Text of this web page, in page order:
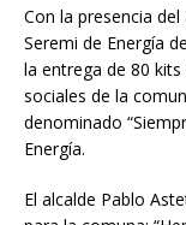
Con la presencia
Seremi de Energía
la entrega de 80
sociales de la
denominado
Energía.
El alcalde Pablo